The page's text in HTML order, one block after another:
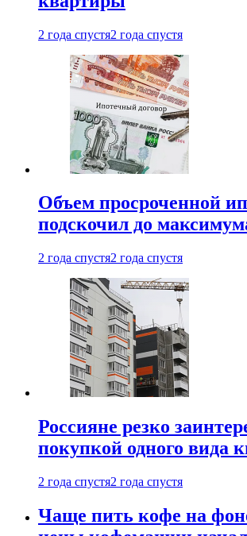
2 года спустя2 года спустя
Объем просроченной
подскочил до
2 года спустя2 года спустя
Россияне резко
покупкой одного вида
2 года спустя2 года спустя
Чаще пить кофе на